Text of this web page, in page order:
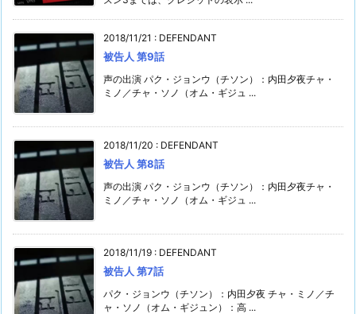
2018/11/21 : DEFENDANT
被告人 第9話
声の出演 パク・ジョンウ（チソン）：内田夕夜チャ・
ミノ／チャ・ソノ（オム・ギジュ ...
2018/11/20 : DEFENDANT
被告人 第8話
声の出演 パク・ジョンウ（チソン）：内田夕夜チャ・
ミノ／チャ・ソノ（オム・ギジュ ...
2018/11/19 : DEFENDANT
被告人 第7話
パク・ジョンウ（チソン）：内田夕夜 チャ・ミノ／チ
ャ・ソノ（オム・ギジュン）：高 ...